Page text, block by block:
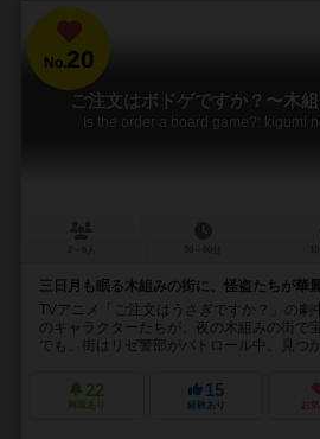
No.20
ご注文はボドゲですか？〜木
Is the order a board game?: kigumi
三日月も眠る木組みの街に、怪盗たちが華
TVアニメ「ご注文はうさぎですか？」の劇
のキャラクターたちが、夜の木組みの街で
でも、街はリゼ警部がパトロール中。見つ
22
興味あり
15
経験あり お